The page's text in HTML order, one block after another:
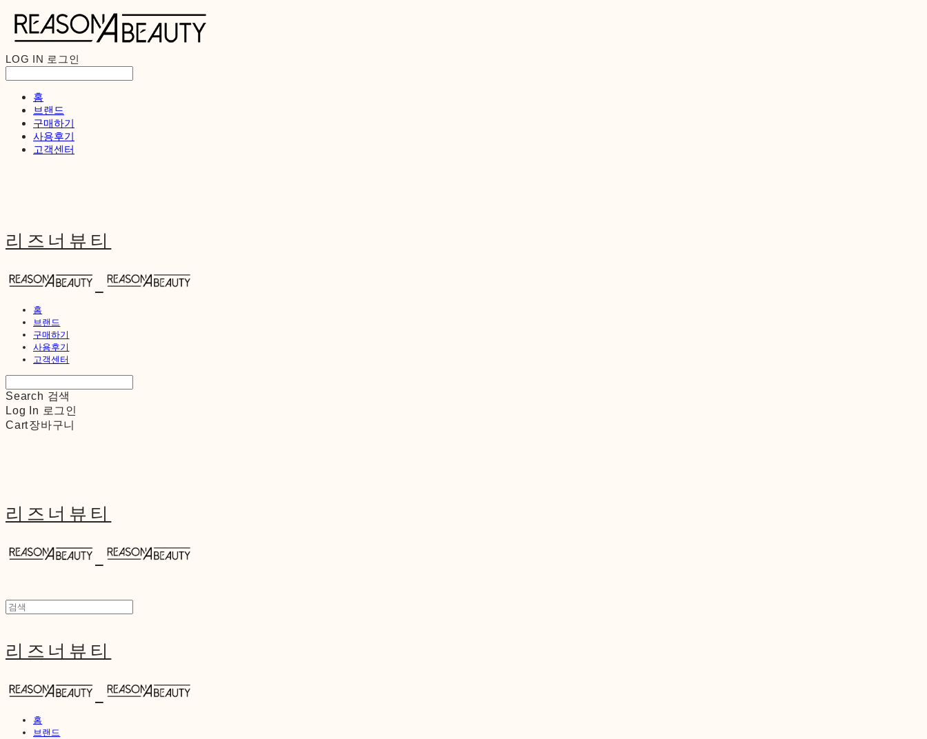
LOG IN 로그인
홈
브랜드
구매하기
사용후기
고객센터
리즈너뷰티
홈
브랜드
구매하기
사용후기
고객센터
Search 검색
Log In 로그인
Cart장바구니
리즈너뷰티
리즈너뷰티
홈
브랜드